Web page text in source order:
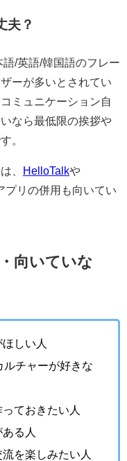
夫？
/英語/韓国語のフレー
ーが多いとされてい
ミュニケーション自
なら最低限の挨拶や
。
、 HelloTalkや
プリの併用も向いてい
向いていな
しい人
ルチャーが好きな
ておきたい人
る人
を楽しみたい人